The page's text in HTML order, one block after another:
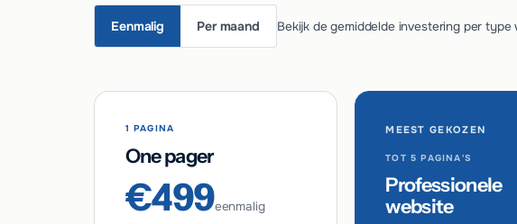
Eenmalig Per maand Bekijk de gemiddelde investering per type
1 PAGINA
One pager
€499eenmalig
MEEST GEKOZEN
TOT 5 PAGINA'S
Professionele
website